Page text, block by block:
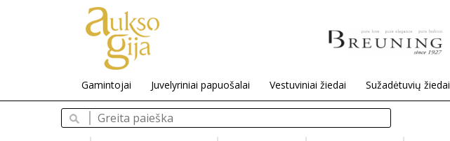
Gamintojai Juvelyriniai papuošalai Vestuviniai žiedai Sužadėtuvių žiedai